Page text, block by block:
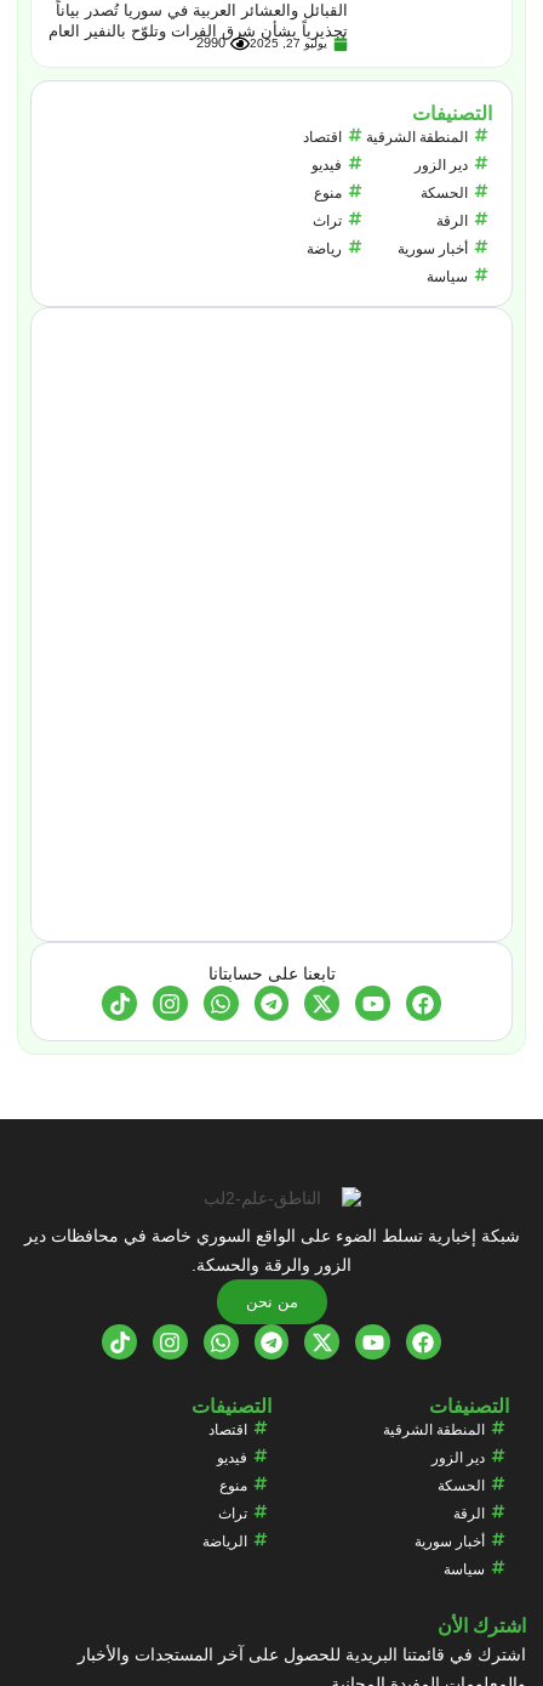
القبائل والعشائر العربية في سوريا تُصدر بياناً
تحذيرياً بشأن شرق الفرات وتلوّح بالنفير العام
يوليو 27, 2025 2990
التصنيفات
المنطقة الشرقية
دير الزور
الحسكة
الرقة
أخبار سورية
سياسة
اقتصاد
فيديو
منوع
تراث
رياضة
تابعنا على حسابتانا
شبكة إخبارية تسلط الضوء على الواقع السوري خاصة في محافظات دير
الزور والرقة والحسكة.
من نحن
التصنيفات
المنطقة الشرقية
دير الزور
الحسكة
الرقة
أخبار سورية
سياسة
التصنيفات
اقتصاد
فيديو
منوع
تراث
الرياضة
اشترك الأن
اشترك في قائمتنا البريدية للحصول على آخر المستجدات والأخبار